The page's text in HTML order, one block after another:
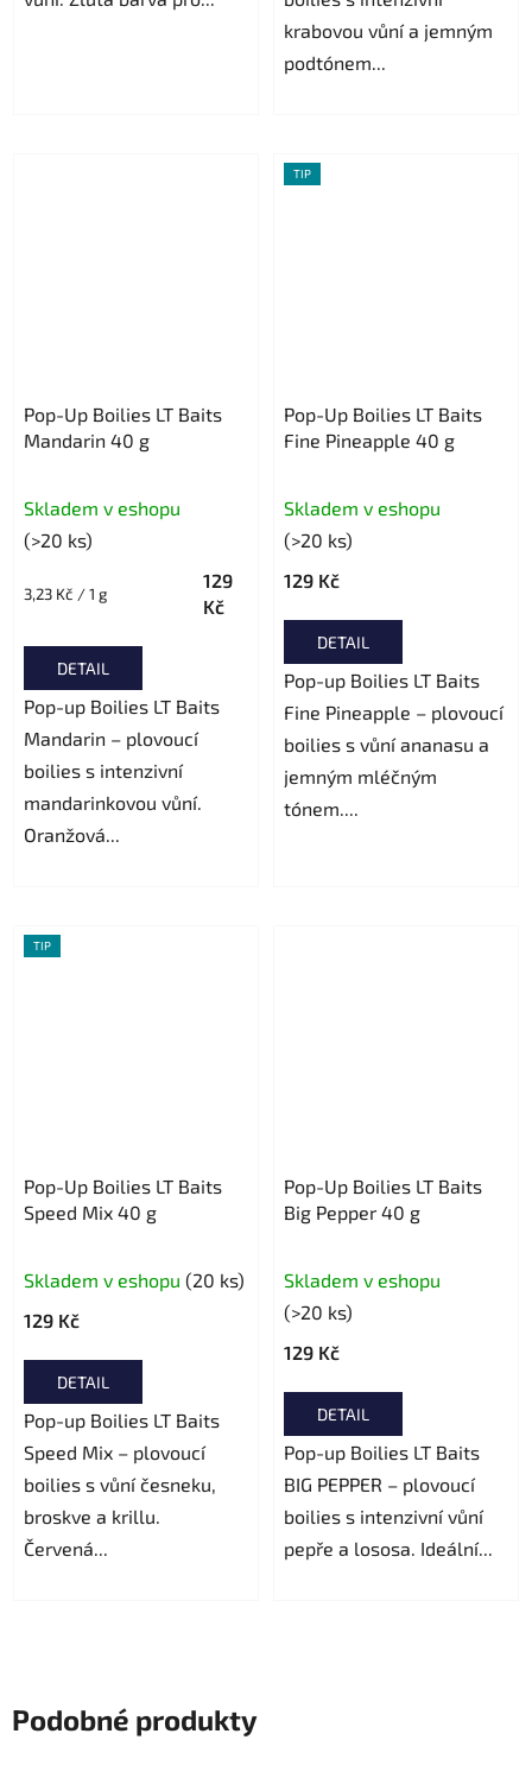
krabovou vůní a jemným
podtónem...
Pop-Up Boilies LT Baits
Mandarin 40 g
Skladem v eshopu
(>20 ks)
129
Kč
Měrná
3,23 Kč / 1 g
DETAIL
Pop-up Boilies LT Baits
Mandarin – plovoucí
boilies s intenzivní
mandarinkovou vůní.
Oranžová...
TIP
Pop-Up Boilies LT Baits
Fine Pineapple 40 g
Skladem v eshopu
(>20 ks)
129 Kč
DETAIL
Pop-up Boilies LT Baits
Fine Pineapple – plovoucí
boilies s vůní ananasu a
jemným mléčným
tónem....
TIP
Pop-Up Boilies LT Baits
Speed Mix 40 g
Skladem v eshopu (20 ks)
129 Kč
DETAIL
Pop-up Boilies LT Baits
Speed Mix – plovoucí
boilies s vůní česneku,
broskve a krillu.
Červená...
Pop-Up Boilies LT Baits
Big Pepper 40 g
hodnocení
5,0
5
hvězdiček.
Skladem v eshopu
(>20 ks)
129 Kč
DETAIL
Pop-up Boilies LT Baits
BIG PEPPER – plovoucí
boilies s intenzivní vůní
pepře a lososa. Ideální...
Podobné produkty